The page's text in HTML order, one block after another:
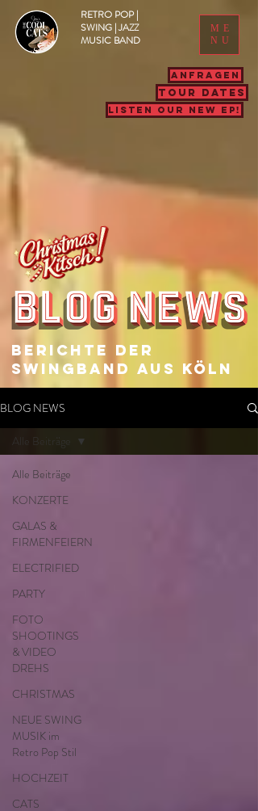
ME
NU
RETRO POP |
SWING | JAZZ
MUSIC BAND
ANFRAGEN
TOUR DATES
LISTEN OUR NEW EP!
Berichte Der
SWingband aus Köln
BLOG NEWS
Alle Beiträge
KONZERTE
GALAS &
FIRMENFEIERN
ELECTRIFIED
PARTY
FOTO
SHOOTINGS
& VIDEO
DREHS
CHRISTMAS
NEUE SWING
MUSIK im
Retro Pop Stil
HOCHZEIT
CATS
Alle Beiträge